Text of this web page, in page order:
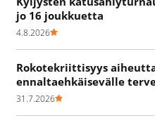
jo 16 joukkuetta
4.8.2026
Rokotekriittisyys
ennaltaehkäisevälle
31.7.2026